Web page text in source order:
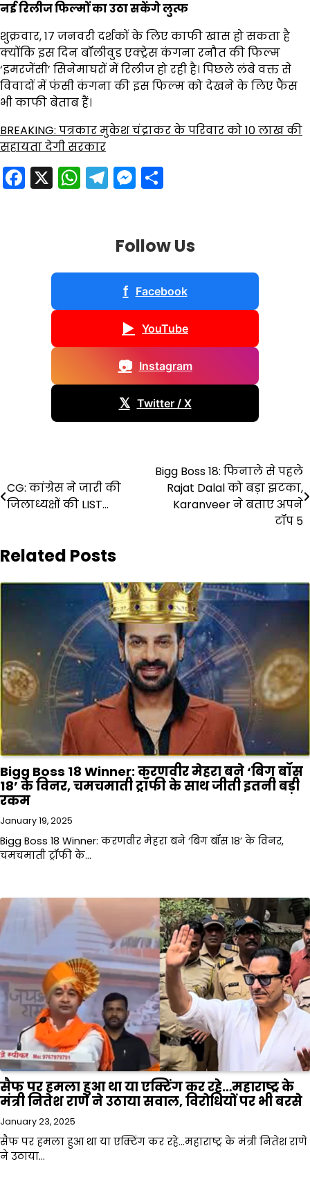
नई रिलीज फिल्मों का उठा सकेंगे लुत्फ
शुक्रवार, 17 जनवरी दर्शकों के लिए काफी खास हो सकता है
क्योंकि इस दिन बॉलीवुड एक्ट्रेस कंगना रनौत की फिल्म
‘इमरजेंसी’ सिनेमाघरों में रिलीज हो रही है। पिछले लंबे वक्त से
विवादों में फंसी कंगना की इस फिल्म को देखने के लिए फैंस
भी काफी बेताब हैं।
BREAKING: पत्रकार मुकेश चंद्राकर के परिवार को 10 लाख की
सहायता देगी सरकार
Facebook
X WhatsApp
Telegram
Messenger
Follow Us
f Facebook
▶ YouTube
📷 Instagram
𝕏 Twitter / X
navigation
CG: कांग्रेस ने जारी की
जिलाध्यक्षों की LIST…
Bigg Boss 18: फिनाले से पहले
Rajat Dalal को बड़ा झटका,
Karanveer ने बताए अपने
टॉप 5
Related Posts
Bigg Boss 18 Winner: करणवीर मेहरा बने ‘बिग बॉस
18’ के विनर, चमचमाती ट्रॉफी के साथ जीती इतनी बड़ी
रकम
January 19, 2025
Bigg Boss 18 Winner: करणवीर मेहरा बने ‘बिग बॉस 18’ के विनर,
चमचमाती ट्रॉफी के…
सैफ पर हमला हुआ था या एक्टिंग कर रहे…महाराष्ट्र के
मंत्री नितेश राणे ने उठाया सवाल, विरोधियों पर भी बरसे
January 23, 2025
सैफ पर हमला हुआ था या एक्टिंग कर रहे…महाराष्ट्र के मंत्री नितेश राणे
ने उठाया…